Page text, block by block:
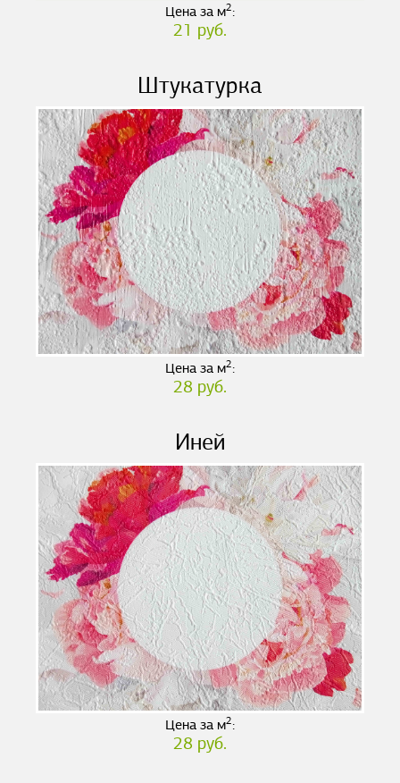
Цена за м2:
21 руб.
Штукатурка
Цена за м2:
28 руб.
Иней
Цена за м2:
28 руб.